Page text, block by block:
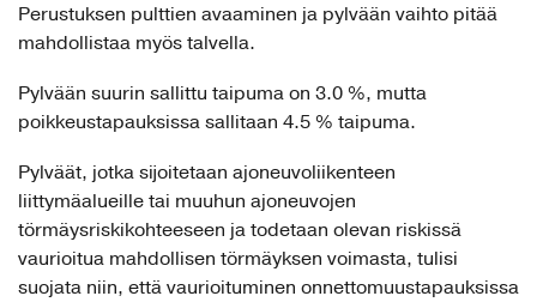
Perustuksen pulttien avaaminen ja pylvään vaihto pitää
mahdollistaa myös talvella.
Pylvään suurin sallittu taipuma on 3.0 %, mutta
poikkeustapauksissa sallitaan 4.5 % taipuma.
Pylväät, jotka sijoitetaan ajoneuvoliikenteen
liittymäalueille tai muuhun ajoneuvojen
törmäysriskikohteeseen ja todetaan olevan riskissä
vaurioitua mahdollisen törmäyksen voimasta, tulisi
suojata niin, että vaurioituminen onnettomuustapauksissa